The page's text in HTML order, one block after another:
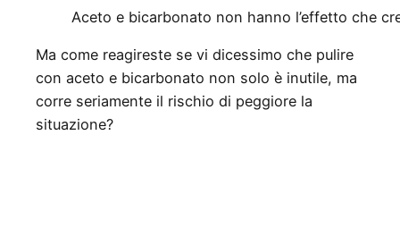
Aceto e bicarbonato non hanno l’effetto che
Ma come reagireste se vi dicessimo che pulire
con aceto e bicarbonato non solo è inutile, ma
corre seriamente il rischio di peggiore la
situazione?